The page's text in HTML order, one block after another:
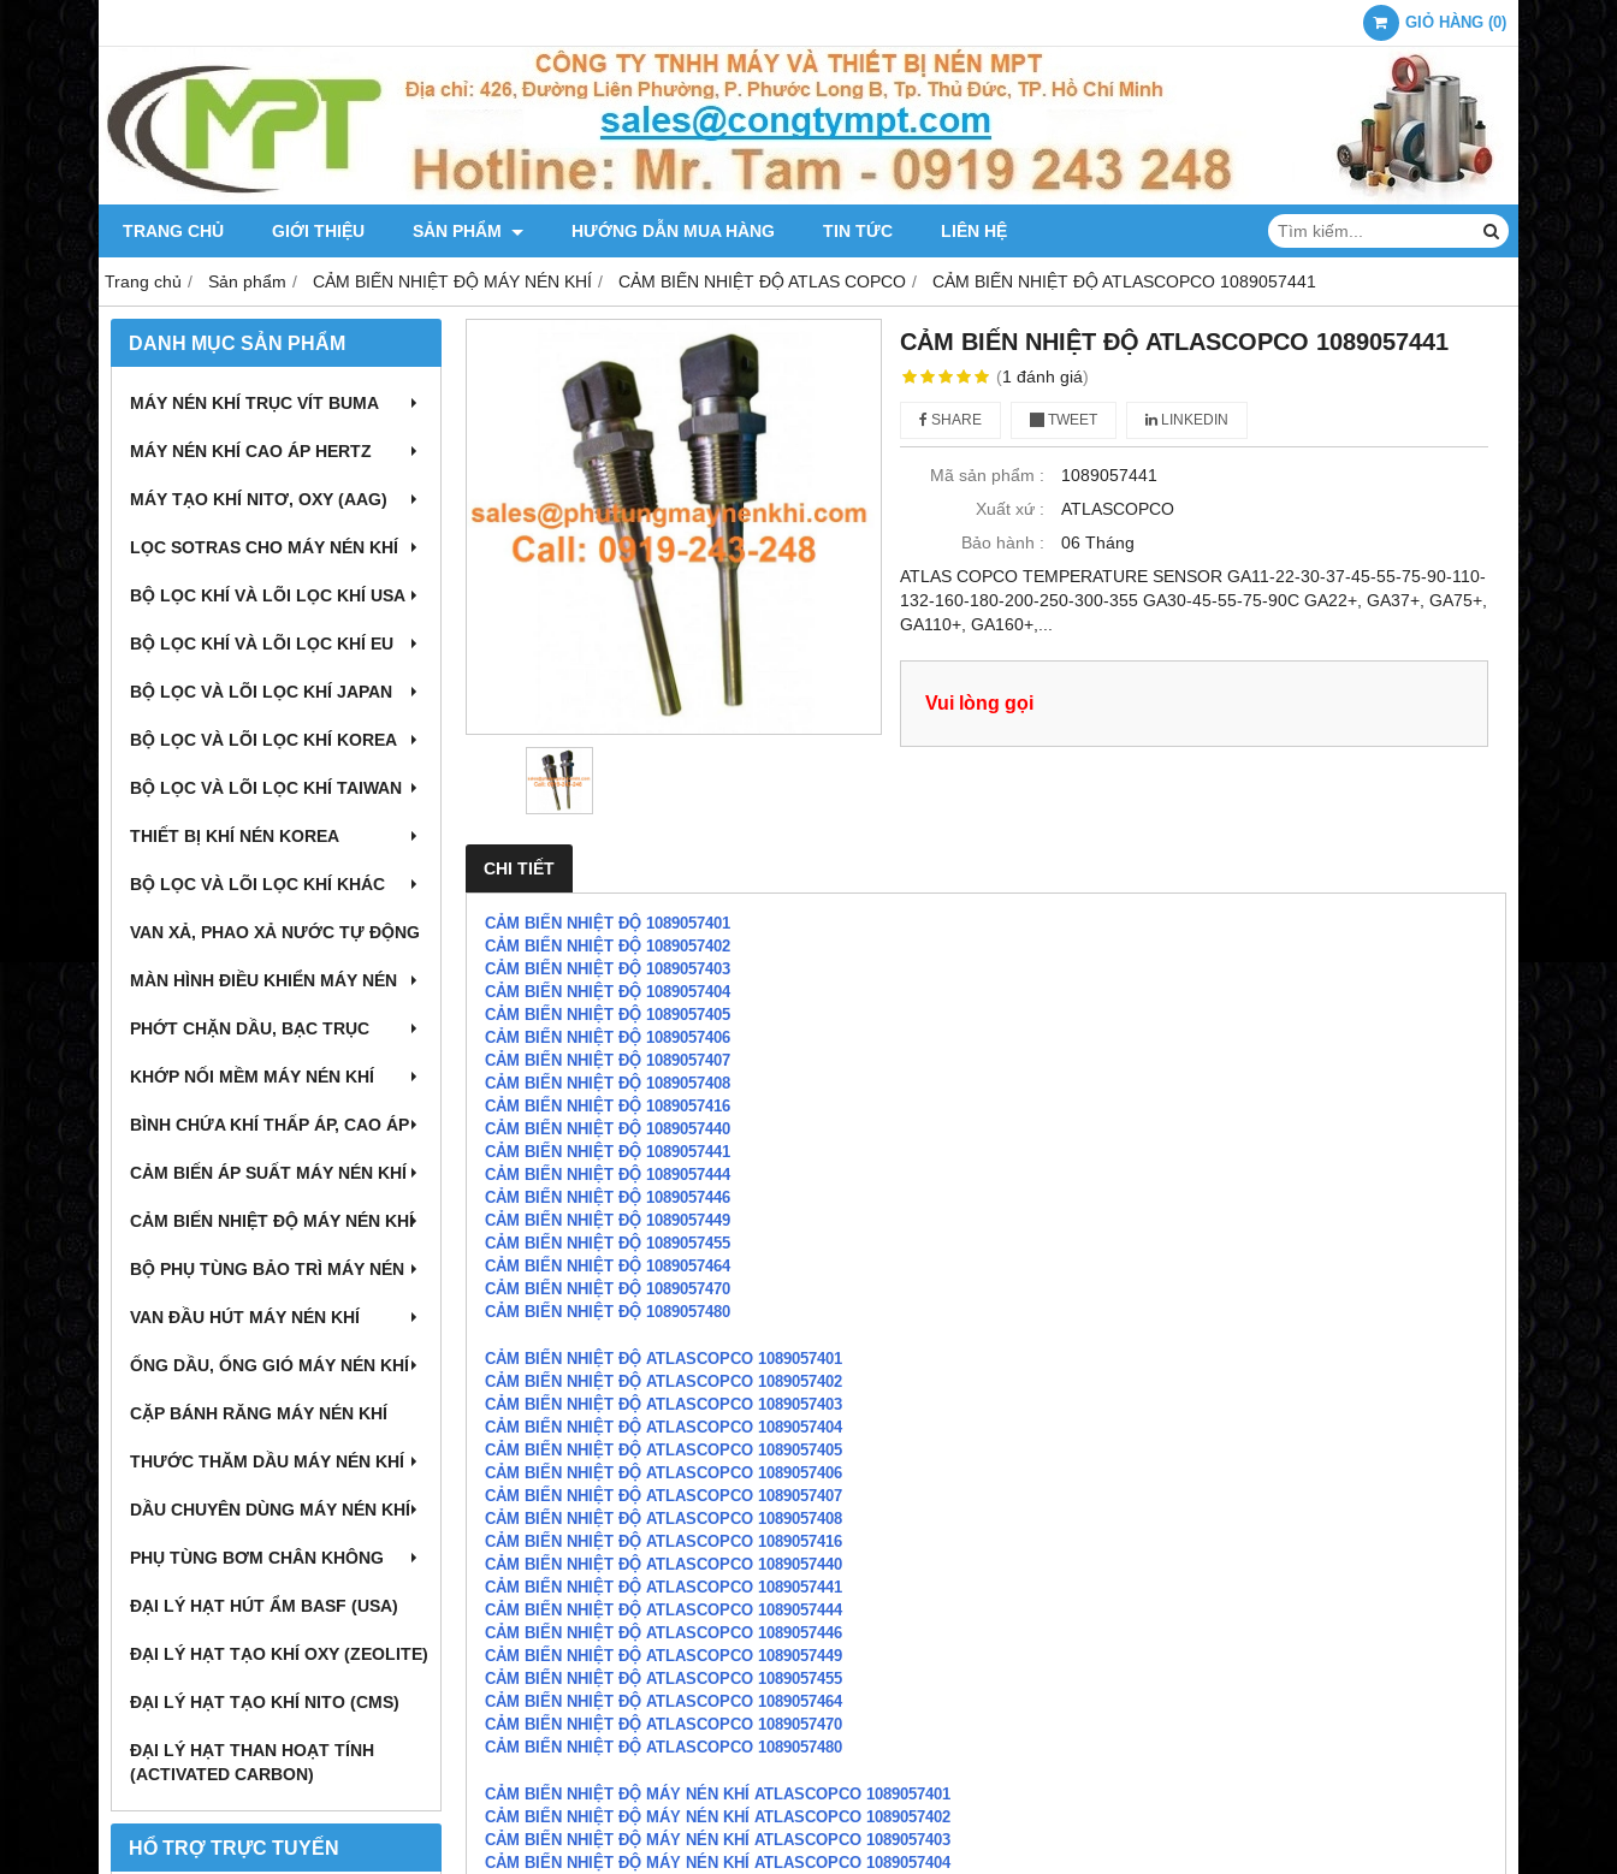
GIỎ HÀNG (0)
TRANG CHỦ GIỚI THIỆU SẢN PHẨM HƯỚNG DẪN MUA HÀNG TIN TỨC LIÊN HỆ
Trang chủ Sản phẩm CẢM BIẾN NHIỆT ĐỘ MÁY NÉN KHÍ CẢM BIẾN NHIỆT ĐỘ ATLAS COPCO CẢM BIẾN NHIỆT ĐỘ ATLASCOPCO 1089057441
DANH MỤC SẢN PHẨM
MÁY NÉN KHÍ TRỤC VÍT BUMA
MÁY NÉN KHÍ CAO ÁP HERTZ
MÁY TẠO KHÍ NITƠ, OXY (AAG)
LỌC SOTRAS CHO MÁY NÉN KHÍ
BỘ LỌC KHÍ VÀ LÕI LỌC KHÍ USA
BỘ LỌC KHÍ VÀ LÕI LỌC KHÍ EU
BỘ LỌC VÀ LÕI LỌC KHÍ JAPAN
BỘ LỌC VÀ LÕI LỌC KHÍ KOREA
BỘ LỌC VÀ LÕI LỌC KHÍ TAIWAN
THIẾT BỊ KHÍ NÉN KOREA
BỘ LỌC VÀ LÕI LỌC KHÍ KHÁC
VAN XẢ, PHAO XẢ NƯỚC TỰ ĐỘNG
MÀN HÌNH ĐIỀU KHIỂN MÁY NÉN
PHỚT CHẶN DẦU, BẠC TRỤC
KHỚP NỐI MỀM MÁY NÉN KHÍ
BÌNH CHỨA KHÍ THẤP ÁP, CAO ÁP
CẢM BIẾN ÁP SUẤT MÁY NÉN KHÍ
CẢM BIẾN NHIỆT ĐỘ MÁY NÉN KHÍ
BỘ PHỤ TÙNG BẢO TRÌ MÁY NÉN
VAN ĐẦU HÚT MÁY NÉN KHÍ
ỐNG DẦU, ỐNG GIÓ MÁY NÉN KHÍ
CẶP BÁNH RĂNG MÁY NÉN KHÍ
THƯỚC THĂM DẦU MÁY NÉN KHÍ
DẦU CHUYÊN DÙNG MÁY NÉN KHÍ
PHỤ TÙNG BƠM CHÂN KHÔNG
ĐẠI LÝ HẠT HÚT ẨM BASF (USA)
ĐẠI LÝ HẠT TẠO KHÍ OXY (ZEOLITE)
ĐẠI LÝ HẠT TẠO KHÍ NITO (CMS)
ĐẠI LÝ HẠT THAN HOẠT TÍNH
(ACTIVATED CARBON)
HỔ TRỢ TRỰC TUYẾN
CẢM BIẾN NHIỆT ĐỘ ATLASCOPCO 1089057441
(1 đánh giá)
SHARE TWEET LINKEDIN
Mã sản phẩm :
1089057441
Xuất xứ :
ATLASCOPCO
Bảo hành :
06 Tháng
ATLAS COPCO TEMPERATURE SENSOR GA11-22-30-37-45-55-75-90-110-
132-160-180-200-250-300-355 GA30-45-55-75-90C GA22+, GA37+, GA75+,
GA110+, GA160+,...
Vui lòng gọi
CHI TIẾT
CẢM BIẾN NHIỆT ĐỘ 1089057401
CẢM BIẾN NHIỆT ĐỘ 1089057402
CẢM BIẾN NHIỆT ĐỘ 1089057403
CẢM BIẾN NHIỆT ĐỘ 1089057404
CẢM BIẾN NHIỆT ĐỘ 1089057405
CẢM BIẾN NHIỆT ĐỘ 1089057406
CẢM BIẾN NHIỆT ĐỘ 1089057407
CẢM BIẾN NHIỆT ĐỘ 1089057408
CẢM BIẾN NHIỆT ĐỘ 1089057416
CẢM BIẾN NHIỆT ĐỘ 1089057440
CẢM BIẾN NHIỆT ĐỘ 1089057441
CẢM BIẾN NHIỆT ĐỘ 1089057444
CẢM BIẾN NHIỆT ĐỘ 1089057446
CẢM BIẾN NHIỆT ĐỘ 1089057449
CẢM BIẾN NHIỆT ĐỘ 1089057455
CẢM BIẾN NHIỆT ĐỘ 1089057464
CẢM BIẾN NHIỆT ĐỘ 1089057470
CẢM BIẾN NHIỆT ĐỘ 1089057480
CẢM BIẾN NHIỆT ĐỘ ATLASCOPCO 1089057401
CẢM BIẾN NHIỆT ĐỘ ATLASCOPCO 1089057402
CẢM BIẾN NHIỆT ĐỘ ATLASCOPCO 1089057403
CẢM BIẾN NHIỆT ĐỘ ATLASCOPCO 1089057404
CẢM BIẾN NHIỆT ĐỘ ATLASCOPCO 1089057405
CẢM BIẾN NHIỆT ĐỘ ATLASCOPCO 1089057406
CẢM BIẾN NHIỆT ĐỘ ATLASCOPCO 1089057407
CẢM BIẾN NHIỆT ĐỘ ATLASCOPCO 1089057408
CẢM BIẾN NHIỆT ĐỘ ATLASCOPCO 1089057416
CẢM BIẾN NHIỆT ĐỘ ATLASCOPCO 1089057440
CẢM BIẾN NHIỆT ĐỘ ATLASCOPCO 1089057441
CẢM BIẾN NHIỆT ĐỘ ATLASCOPCO 1089057444
CẢM BIẾN NHIỆT ĐỘ ATLASCOPCO 1089057446
CẢM BIẾN NHIỆT ĐỘ ATLASCOPCO 1089057449
CẢM BIẾN NHIỆT ĐỘ ATLASCOPCO 1089057455
CẢM BIẾN NHIỆT ĐỘ ATLASCOPCO 1089057464
CẢM BIẾN NHIỆT ĐỘ ATLASCOPCO 1089057470
CẢM BIẾN NHIỆT ĐỘ ATLASCOPCO 1089057480
CẢM BIẾN NHIỆT ĐỘ MÁY NÉN KHÍ ATLASCOPCO 1089057401
CẢM BIẾN NHIỆT ĐỘ MÁY NÉN KHÍ ATLASCOPCO 1089057402
CẢM BIẾN NHIỆT ĐỘ MÁY NÉN KHÍ ATLASCOPCO 1089057403
CẢM BIẾN NHIỆT ĐỘ MÁY NÉN KHÍ ATLASCOPCO 1089057404